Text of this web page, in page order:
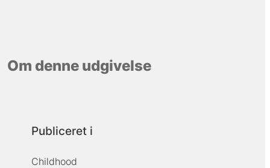
Om denne udgivelse
Publiceret i
Childhood